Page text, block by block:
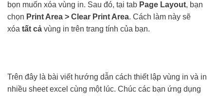
bọn muốn xóa vùng in. Sau đó, tại tab Page Layout, bạn
chọn Print Area > Clear Print Area. Cách làm này sẽ
xóa tất cả vùng in trên trang tính của bạn.
Trên đây là bài viết hướng dẫn cách thiết lập vùng in và in
nhiều sheet excel cùng một lúc. Chúc các bạn ứng dụng